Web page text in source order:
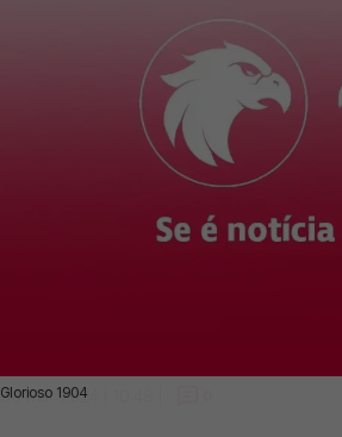
Glorioso 1904
30 Mar 2024 | 10:48 |